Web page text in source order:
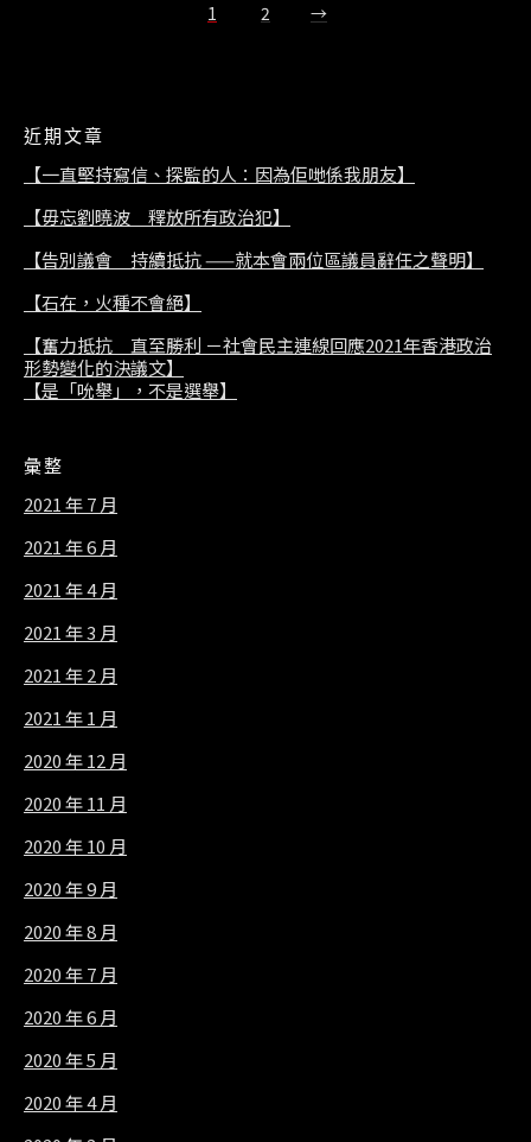
1 2 →
近期文章
【一直堅持寫信、探監的人：因為佢哋係我朋友】
【毋忘劉曉波 釋放所有政治犯】
【告別議會 持續抵抗 ——就本會兩位區議員辭任之聲明】
【石在，火種不會絕】
【奮力抵抗 直至勝利 －社會民主連線回應2021年香港政治
形勢變化的決議文】
【是「吮舉」，不是選舉】
彙整
2021 年 7 月
2021 年 6 月
2021 年 4 月
2021 年 3 月
2021 年 2 月
2021 年 1 月
2020 年 12 月
2020 年 11 月
2020 年 10 月
2020 年 9 月
2020 年 8 月
2020 年 7 月
2020 年 6 月
2020 年 5 月
2020 年 4 月